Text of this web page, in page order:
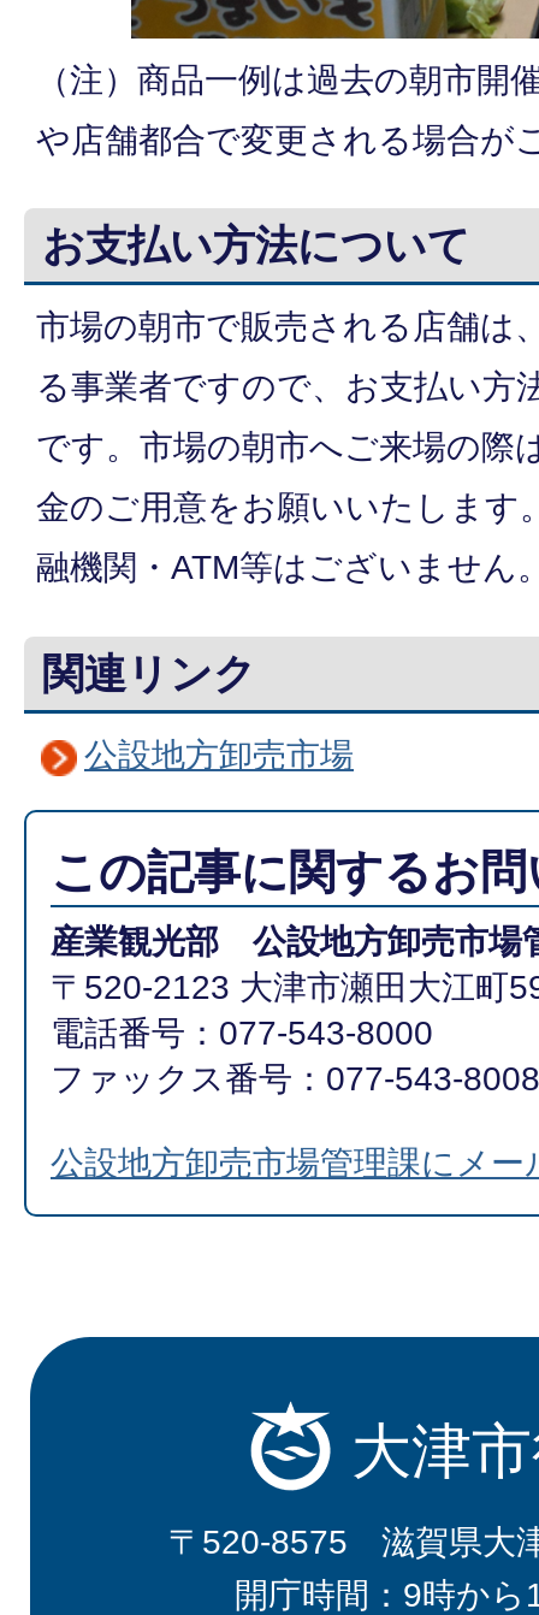
（注）商品一例は過去の朝市開
や店舗都合で変更される場合が
お支払い方法について
市場の朝市で販売される店舗は
る事業者ですので、お支払い方
です。市場の朝市へご来場の際
金のご用意をお願いいたします
融機関・ATM等はございません
関連リンク
公設地方卸売市場
この記事に関するお
産業観光部 公設地方卸売市場
〒520-2123 大津市瀬田大江町
電話番号：077-543-8000
ファックス番号：077-543-8008
公設地方卸売市場管理課にメー
大津
〒520-8575 滋賀県大
開庁時間：9時から